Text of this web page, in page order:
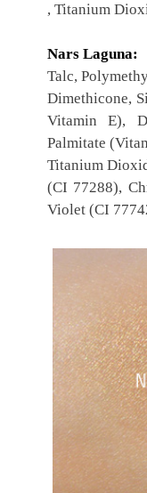
, Titanium
Nars Laguna:
Talc,
Dimethicone,
Vitamin E),
Palmitate
Titanium
(CI 77288),
Violet (CI